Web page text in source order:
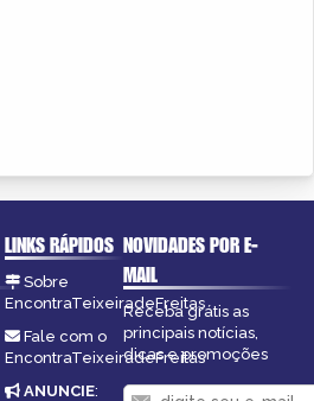
LINKS RÁPIDOS
Sobre
EncontraTeixeiradeFreitas
Fale com o
EncontraTeixeiradeFreitas
ANUNCIE:
NOVIDADES POR E-
MAIL
Receba grátis as
principais notícias,
dicas e promoções